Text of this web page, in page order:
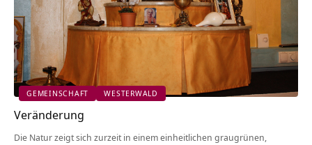
GEMEINSCHAFT WESTERWALD
Veränderung
Die Natur zeigt sich zurzeit in einem einheitlichen graugrünen,